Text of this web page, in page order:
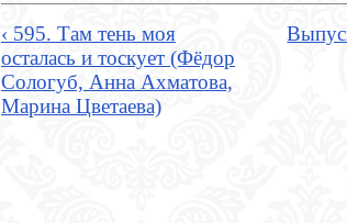
‹ 595. Там тень моя
осталась и тоскует (Фёдор
Сологуб, Анна Ахматова,
Марина Цветаева)